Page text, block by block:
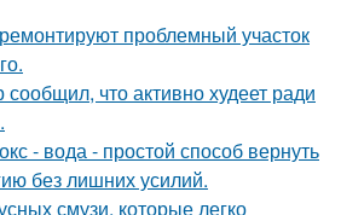
проблемный участок
что активно худеет ради
- вода - простой способ вернуть
без лишних усилий.
смузи, которые легко